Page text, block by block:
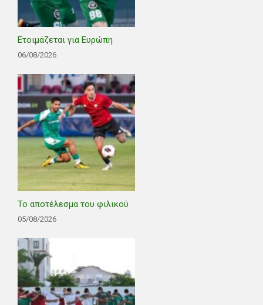
Ετοιμάζεται για Ευρώπη
06/08/2026
Το αποτέλεσμα του φιλικού
05/08/2026